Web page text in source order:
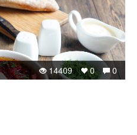
0
0
14409